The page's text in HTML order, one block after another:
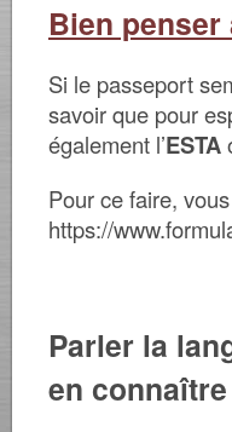
Bien penser
Si le passeport
savoir que pour
également l’ESTA
Pour ce faire,
https://
Parler la
en